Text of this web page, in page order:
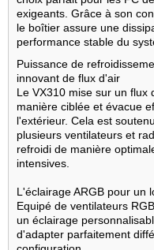
exigeants. Grâce à son
le boîtier assure une
performance stable du
Puissance de
innovant de flux d'air
Le VX310 mise sur un flux
manière ciblée et évacue
l'extérieur. Cela est
plusieurs ventilateurs et
refroidi de manière
intensives.
L'éclairage ARGB pour un
Equipé de ventilateurs
un éclairage
d'adapter parfaitement